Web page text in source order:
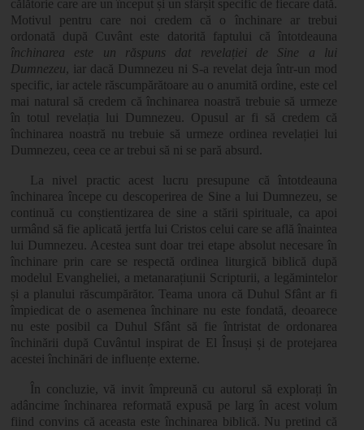
călătorie care are un început și un sfârșit specific de fiecare dată.
Motivul pentru care noi credem că o închinare ar trebui
ordonată după Cuvânt este datorită faptului că întotdeauna
închinarea este un răspuns dat revelației de Sine a lui
Dumnezeu, iar dacă Dumnezeu ni S-a revelat deja într-un mod
specific, iar actele răscumpărătoare au o anumită ordine, este cel
mai natural să credem că închinarea noastră trebuie să urmeze
în totul revelația lui Dumnezeu. Opusul ar fi să credem că
închinarea noastră nu trebuie să urmeze ordinea revelației lui
Dumnezeu, ceea ce ar trebui să ni se pară absurd.
La nivel practic acest lucru presupune că întotdeauna
închinarea începe cu descoperirea de Sine a lui Dumnezeu, se
continuă cu conștientizarea de sine a stării spirituale, ca apoi
urmând să fie aplicată jertfa lui Cristos celui care se află înaintea
lui Dumnezeu. Acestea sunt doar trei etape absolut necesare în
închinare prin care se respectă ordinea liturgică biblică după
modelul Evangheliei, a metanarațiunii Scripturii, a legămintelor
și a planului răscumpărător. Teama unora că Duhul Sfânt ar fi
împiedicat de o asemenea închinare nu este fondată, deoarece
nu este posibil ca Duhul Sfânt să fie întristat de ordonarea
închinării după Cuvântul inspirat de El Însuși și de protejarea
acestei închinări de influențe externe.
În concluzie, vă invit împreună cu autorul să explorați în
adâncime închinarea reformată expusă pe larg în acest volum
fiind convins că aceasta este închinarea biblică. Nu pretind că